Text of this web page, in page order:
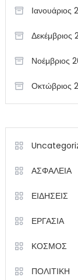
Ιανουάριος
Δεκέμβριος
Νοέμβριος
Οκτώβριος
ΑΣΦΑΛΕΙΑ
ΕΙΔΗΣΕΙΣ
ΕΡΓΑΣΙΑ
ΚΟΣΜΟΣ
ΠΟΛΙΤΙΚΗ